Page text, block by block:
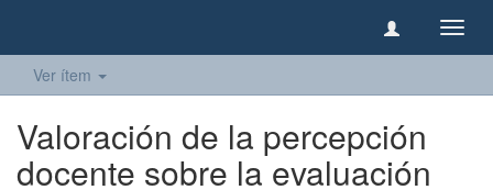
Ver ítem
Valoración de la percepción
docente sobre la evaluación